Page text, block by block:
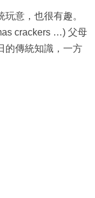
意，也很有趣。
crackers …) 父母
的傳統知識，一方